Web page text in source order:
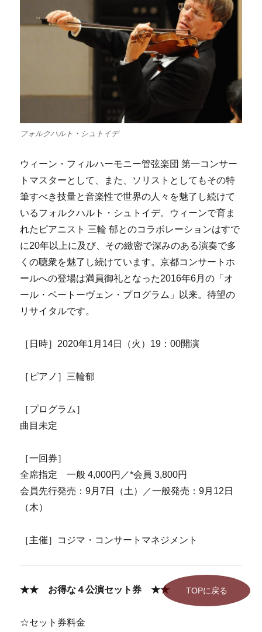
フォルクハルト・シュトイデ
ウィーン・フィルハーモニー管弦楽団 第一コンサー
トマスターとして、また、ソリストとしてもその特
筆すべき技量と音楽性で世界の人々を魅了し続けて
いるフォルクハルト・シュトイデ。ウィーンで育ま
れたピアニスト 三輪 郁とのコラボレーションはすで
に20年以上に及び、その緻密で深みのある演奏で多
くの聴衆を魅了し続けています。京都コンサートホ
ールへの登場は満員御礼となった2016年6月の「オ
ール・ベートーヴェン・プログラム」以来。待望の
リサイタルです。
［日時］2020年1月14日（火）19：00開演
［ピアノ］三輪郁
［プログラム］
曲目未定
［一回券］
全席指定 一般 4,000円／*会員 3,800円
会員先行発売：9月7日（土）／一般発売：9月12日
（木）
［主催］コジマ・コンサートマネジメント
★★ お得な４公演セット券 ★★
☆セット券料金
TOPに戻る